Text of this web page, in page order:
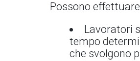
Possono
Lavoratori
tempo
che svolgono